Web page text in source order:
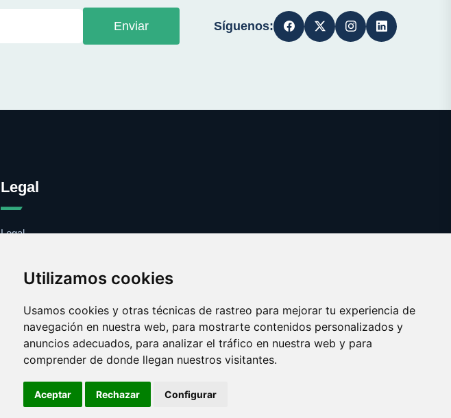
Utilizamos cookies
Usamos cookies y otras técnicas de rastreo para mejorar tu experiencia de
navegación en nuestra web, para mostrarte contenidos personalizados y
anuncios adecuados, para analizar el tráfico en nuestra web y para
comprender de donde llegan nuestros visitantes.
Aceptar Rechazar Configurar
Enviar Síguenos:
Legal
Legal
Contacto